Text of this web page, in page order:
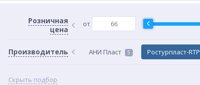
Розничная
цена
от
Производитель АНИ Пласт 5 Ростурпласт-RTP
Скрыть подбор